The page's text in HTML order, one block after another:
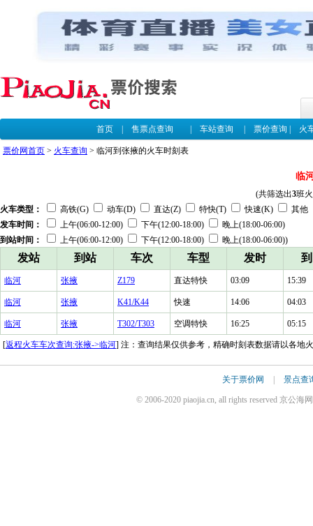
首页| 售票点查询 车站查询 票价查询 火
票价网首页 > 火车查询 > 临河到张掖的火车时刻表
临
(共筛选出3班
火车类型：
高铁(G) 动车(D) 直达(Z) 特快(T) 快速(K)
其他
发车时间：
上午(06:00-12:00) 下午(12:00-18:00)
晚上(18:00-06:00)
到站时间：
上午(06:00-12:00) 下午(12:00-18:00) 晚上(18:00-06:00))
发站 到站 车次 车型 发时
临河 张掖 Z179 直达特快 03:09 15:39
临河 张掖 K41/K44 快速 14:06 04:03
临河 张掖 T302/T303 空调特快 16:25 05:15
[返程火车车次查询:张掖->临河] 注：查询结果仅供参考，精确时刻表数据请以各地
关于票价网 | 景点查
© 2006-2020 piaojia.cn, all rights reserved 京公海